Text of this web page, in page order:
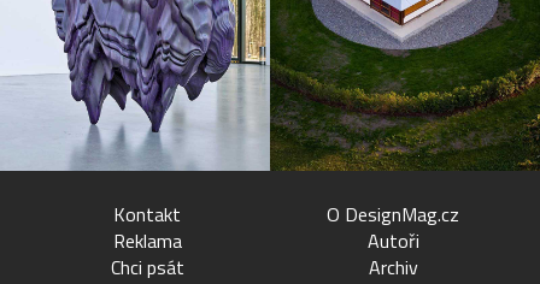
Kontakt
Reklama
Chci psát
O DesignMag.cz
Autoři
Archiv